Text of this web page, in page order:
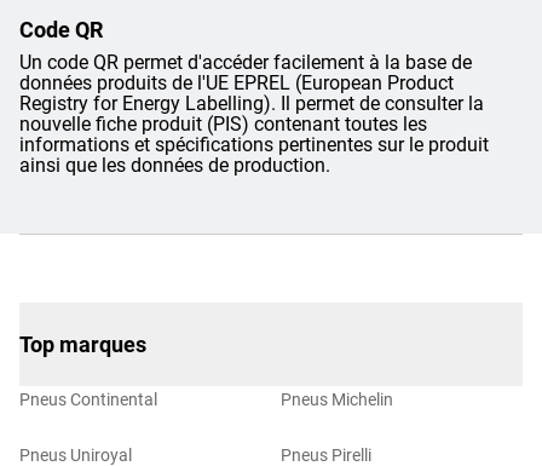
Code QR
Un code QR permet d'accéder facilement à la base de
données produits de l'UE EPREL (European Product
Registry for Energy Labelling). Il permet de consulter la
nouvelle fiche produit (PIS) contenant toutes les
informations et spécifications pertinentes sur le produit
ainsi que les données de production.
Top marques
Pneus Continental
Pneus Uniroyal
Pneus Michelin
Pneus Pirelli